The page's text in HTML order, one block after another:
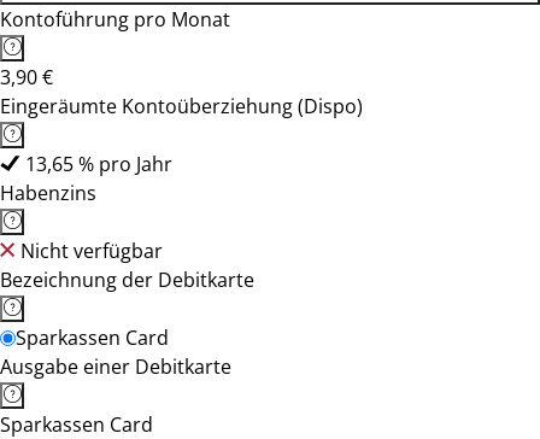
Kontoführung pro Monat
3,90 €
Eingeräumte Kontoüberziehung (Dispo)
13,65 % pro Jahr
Habenzins
Nicht verfügbar
Bezeichnung der Debitkarte
Sparkassen Card
Ausgabe einer Debitkarte
Sparkassen Card